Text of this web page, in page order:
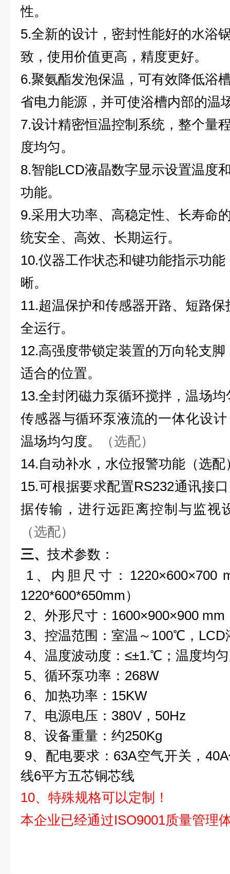
性。
5.全新的设计，密封性能好的水浴
致，使用价值更高，精度更好。
6.聚氨酯发泡保温，可有效降低浴
省电力能源，并可使浴槽内部的温
7.设计精密恒温控制系统，整个量
度均匀。
8.智能LCD液晶数字显示设置温度
功能。
9.采用大功率、高稳定性、长寿命
统安全、高效、长期运行。
10.仪器工作状态和键功能指示功
晰。
11.超温保护和传感器开路、短路
全运行。
12.高强度带锁定装置的万向轮支
适合的位置。
13.全封闭磁力泵循环搅拌，温场
传感器与循环泵液流的一体化设
温场均匀度。
（选配）
14.自动补水，水位报警功能（选配
15.可根据要求配置RS232通讯接
据传输，进行远距离控制与监视
（选配）
三、 技术参数：
1、内胆尺寸：
1220*600*650mm）
2、外形尺寸：1600×900×900 mm
3、控温范围：室温～100℃，LCD
4、温度波动度：≤±1.℃；温度均
5、循环泵功率：268W
6、加热功率：15KW
7、电源电压：380V，50Hz
8、设备重量：约250Kg
9、配电要求：63A空气开关，
线6平方五芯铜芯线
10、特殊规格可以定制！
本企业已经通过ISO9001质量管理